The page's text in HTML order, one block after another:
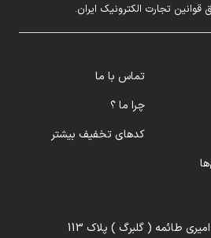
تجارت الکترونیک ایران.
تماس با ما
چرا ما ؟
کدهای تخفیف بیشتر
طائمه ( گلبرگ ) پلاک 113